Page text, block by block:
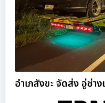
อำเภสังขะ จัดส่ง อู่ช่า